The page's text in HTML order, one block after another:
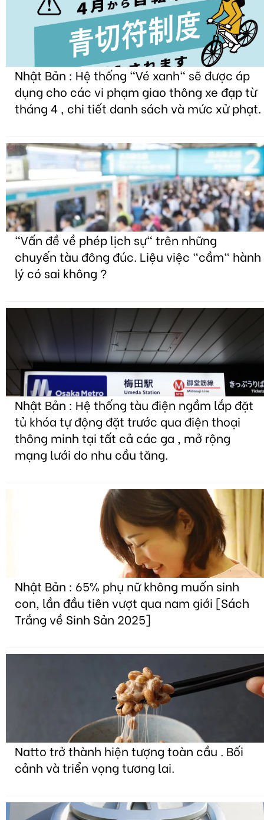
Nhật Bản : Hệ thống "Vé xanh" sẽ được áp
dụng cho các vi phạm giao thông xe đạp từ
tháng 4 , chi tiết danh sách và mức xử phạt.
"Vấn đề về phép lịch sự" trên những
chuyến tàu đông đúc. Liệu việc "cầm" hành
lý có sai không ?
Nhật Bản : Hệ thống tàu điện ngầm lắp đặt
tủ khóa tự động đặt trước qua điện thoại
thông minh tại tất cả các ga , mở rộng
mạng lưới do nhu cầu tăng.
Nhật Bản : 65% phụ nữ không muốn sinh
con, lần đầu tiên vượt qua nam giới [Sách
Trắng về Sinh Sản 2025]
Natto trở thành hiện tượng toàn cầu . Bối
cảnh và triển vọng tương lai.